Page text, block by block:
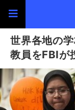
世界各地の
教員をFBIが